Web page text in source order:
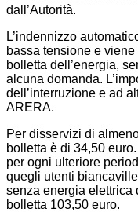
dall’Autorità.
L’indennizzo
bassa tensione e
bolletta dell’energia,
alcuna domanda.
dell’interruzione e ad
ARERA.
Per disservizi di
bolletta è di 34,50
per ogni ulteriore
quegli utenti
senza energia elettrica
bolletta 103,50 euro.